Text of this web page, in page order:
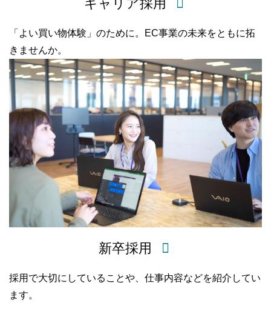
キャリア採用
「よい買い物体験」のために。EC事業の未来をともに拓
きませんか。
新卒採用
採用で大切にしていることや、仕事内容などを紹介してい
ます。